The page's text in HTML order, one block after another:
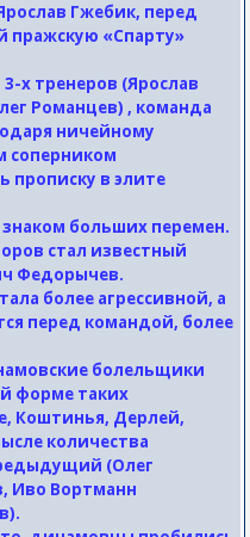
Гжебик, перед
пражскую «Спарту»
х тренеров (Ярослав
Романцев) , команда
ничейному
соперником
прописку в элите
больших перемен.
стал известный
Федорычев.
более агрессивной, а
перед командой, более
болельщики
форме таких
Коштинья, Дерлей,
количества
(Олег
Иво Вортманн